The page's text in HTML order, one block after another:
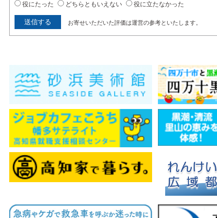
役にたった どちらともいえない 役に立たなかった
お寄せいただいた評価は運営の参考といたします。